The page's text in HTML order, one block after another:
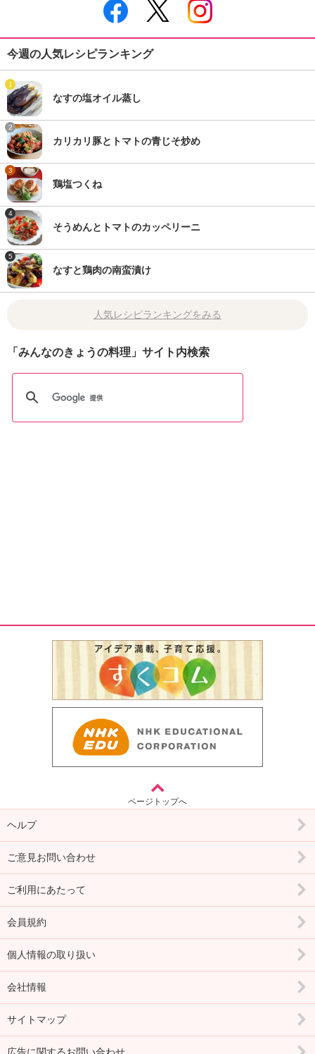
今週の人気レシピランキング
1
なすの塩オイル蒸し
2
カリカリ豚とトマトの青じそ炒め
3
鶏塩つくね
4
そうめんとトマトのカッペリーニ
5
なすと鶏肉の南蛮漬け
人気レシピランキングをみる
「みんなのきょうの料理」サイト内検索
ページトップへ
ヘルプ
ご意見お問い合わせ
ご利用にあたって
会員規約
個人情報の取り扱い
会社情報
サイトマップ
広告に関するお問い合わせ